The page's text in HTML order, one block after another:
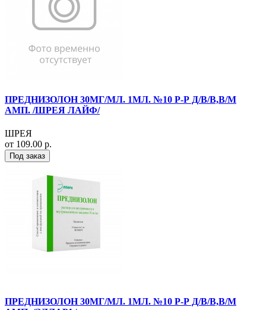
ПРЕДНИЗОЛОН 30МГ/МЛ. 1МЛ. №10 Р-Р Д/В/В,В/М
АМП. /ШРЕЯ ЛАЙФ/
ШРЕЯ
от 109.00 р.
Под заказ
ПРЕДНИЗОЛОН 30МГ/МЛ. 1МЛ. №10 Р-Р Д/В/В,В/М